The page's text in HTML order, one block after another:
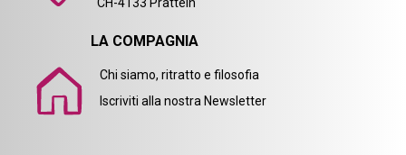
LA COMPAGNIA
Chi siamo, ritratto e filosofia
Iscriviti alla nostra Newsletter